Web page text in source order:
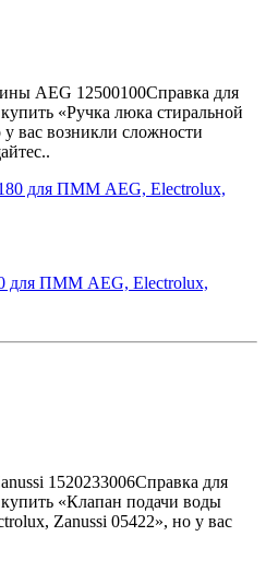
AEG 12500100Справка для
«Ручка люка стиральной
вас возникли сложности
для ПММ AEG, Electrolux,
1520233006Справка для
«Клапан подачи воды
Zanussi 05422», но у вас